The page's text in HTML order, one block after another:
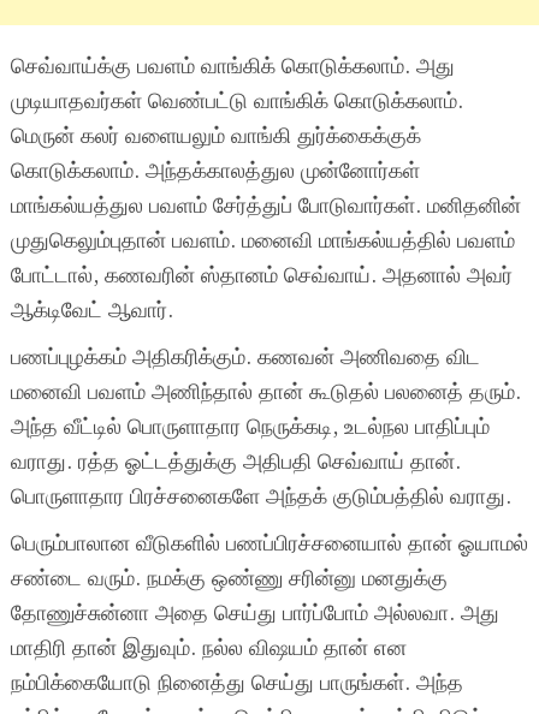
செவ்வாய்க்கு பவளம் வாங்கிக் கொடுக்கலாம். அது
முடியாதவர்கள் வெண்பட்டு வாங்கிக் கொடுக்கலாம்.
மெருன் கலர் வளையலும் வாங்கி துர்க்கைக்குக்
கொடுக்கலாம். அந்தக்காலத்துல முன்னோர்கள்
மாங்கல்யத்துல பவளம் சேர்த்துப் போடுவார்கள். மனிதனின்
முதுகெலும்புதான் பவளம். மனைவி மாங்கல்யத்தில் பவளம்
போட்டால், கணவரின் ஸ்தானம் செவ்வாய். அதனால் அவர்
ஆக்டிவேட் ஆவார்.
பணப்புழக்கம் அதிகரிக்கும். கணவன் அணிவதை விட
மனைவி பவளம் அணிந்தால் தான் கூடுதல் பலனைத் தரும்.
அந்த வீட்டில் பொருளாதார நெருக்கடி, உடல்நல பாதிப்பும்
வராது. ரத்த ஓட்டத்துக்கு அதிபதி செவ்வாய் தான்.
பொருளாதார பிரச்சனைகளே அந்தக் குடும்பத்தில் வராது.
பெரும்பாலான வீடுகளில் பணப்பிரச்சனையால் தான் ஓயாமல்
சண்டை வரும். நமக்கு ஒண்ணு சரின்னு மனதுக்கு
தோணுச்சுன்னா அதை செய்து பார்ப்போம் அல்லவா. அது
மாதிரி தான் இதுவும். நல்ல விஷயம் தான் என
நம்பிக்கையோடு நினைத்து செய்து பாருங்கள். அந்த